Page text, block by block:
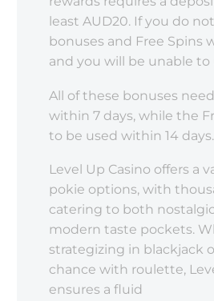
least AUD20. If you do
bonuses and Free Spins
and you will be unable
All of these bonuses
within 7 days, while the
to be used within 14 days.
Level Up Casino offers a
pokie options, with
catering to both
modern taste pockets.
strategizing in blackjack
chance with roulette,
ensures a fluid